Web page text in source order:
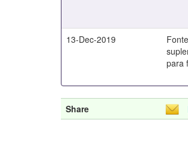
13-Dec-2019
para
Share